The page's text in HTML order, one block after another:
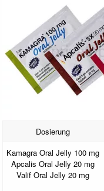
Dosierung
Kamagra Oral Jelly 100 mg
Apcalis Oral Jelly 20 mg
Valif Oral Jelly 20 mg